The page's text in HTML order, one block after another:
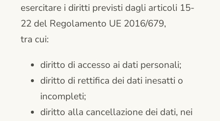
esercitare i diritti previsti dagli articoli 15-
22 del Regolamento UE 2016/679,
tra cui:
diritto di accesso ai dati personali;
diritto di rettifica dei dati inesatti o
incompleti;
diritto alla cancellazione dei dati, nei